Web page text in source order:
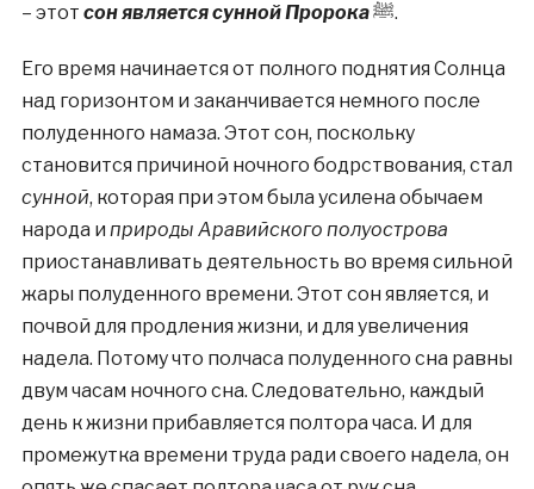
– этот сон является сунной Пророка ﷺ.
Его время начинается от полного поднятия Солнца
над горизонтом и заканчивается немного после
полуденного намаза. Этот сон, поскольку
становится причиной ночного бодрствования, стал
сунной, которая при этом была усилена обычаем
народа и природы Аравийского полуострова
приостанавливать деятельность во время сильной
жары полуденного времени. Этот сон является, и
почвой для продления жизни, и для увеличения
надела. Потому что полчаса полуденного сна равны
двум часам ночного сна. Следовательно, каждый
день к жизни прибавляется полтора часа. И для
промежутка времени труда ради своего надела, он